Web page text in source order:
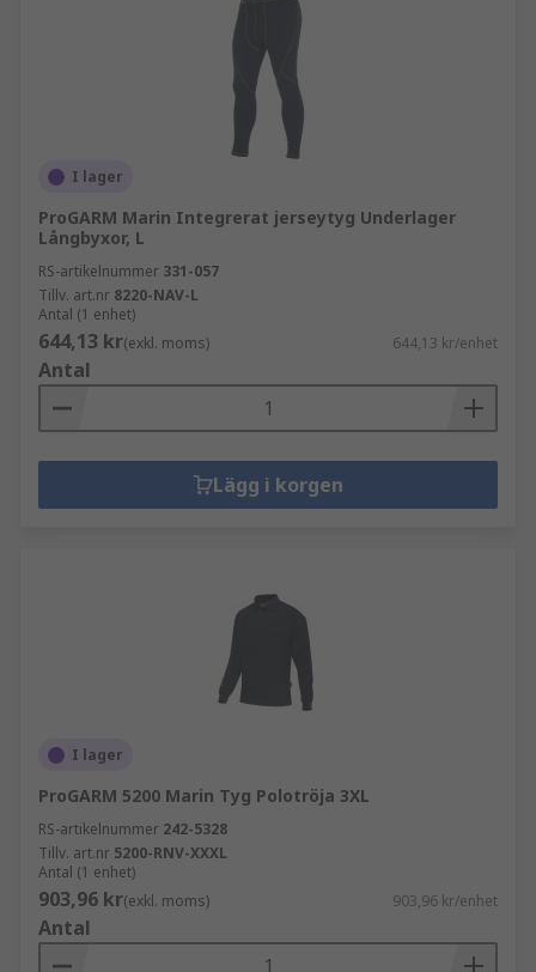
I lager
ProGARM Marin Integrerat jerseytyg Underlager
Långbyxor, L
RS-artikelnummer 331-057
Tillv. art.nr 8220-NAV-L
Antal (1 enhet)
644,13 kr(exkl. moms) 644,13 kr/enhet
Antal
Lägg i korgen
I lager
ProGARM 5200 Marin Tyg Polotröja 3XL
RS-artikelnummer 242-5328
Tillv. art.nr 5200-RNV-XXXL
Antal (1 enhet)
903,96 kr(exkl. moms) 903,96 kr/enhet
Antal